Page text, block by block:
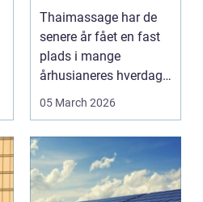
afslapning,
smidighed og
bedre velvære
Thaimassage har de
senere år fået en fast
plads i mange
århusianeres hverdag.
Flere bruger den både
05 March 2026